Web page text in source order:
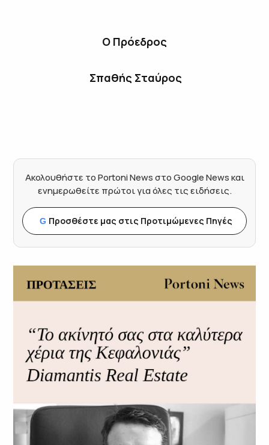
Ο Πρόεδρος
Σπαθής Σταύρος
Ακολουθήστε το Portoni News στο Google News και
ενημερωθείτε πρώτοι για όλες τις ειδήσεις.
G Προσθέστε μας στις Προτιμώμενες Πηγές